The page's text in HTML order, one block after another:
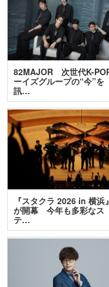
82MAJOR 次世代K-
ーイズグループの“今”を
訊…
『スタクラ 2026 in 横浜』
が開幕 今年も多彩なス
テ…